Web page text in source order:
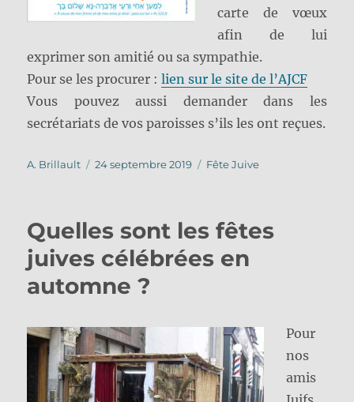
carte de vœux
afin de lui
exprimer son amitié ou sa sympathie.
Pour se les procurer :lien sur le site de l’AJCF
Vous pouvez aussi demander dans les
secrétariats de vos paroisses s’ils les ont reçues.
Auteur
A. Brillault
Publié
24 septembre 2019 Catégories
Fête Juive
Quelles sont les fêtes
juives célébrées en
automne ?
Pour
nos
amis